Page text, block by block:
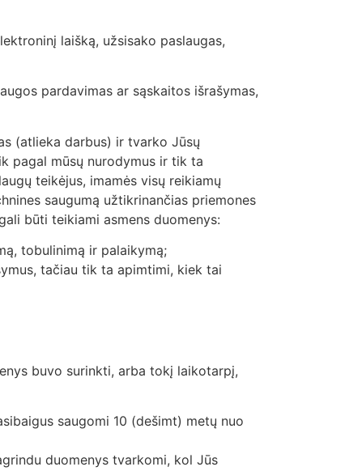
laišką, užsisako paslaugas,
pardavimas ar sąskaitos išrašymas,
(atlieka darbus) ir tvarko Jūsų
pagal mūsų nurodymus ir tik ta
teikėjus, imamės visų reikiamų
saugumą užtikrinančias priemones
būti teikiami asmens duomenys:
tobulinimą ir palaikymą;
tačiau tik ta apimtimi, kiek tai
buvo surinkti, arba tokį laikotarpį,
saugomi 10 (dešimt) metų nuo
duomenys tvarkomi, kol Jūs